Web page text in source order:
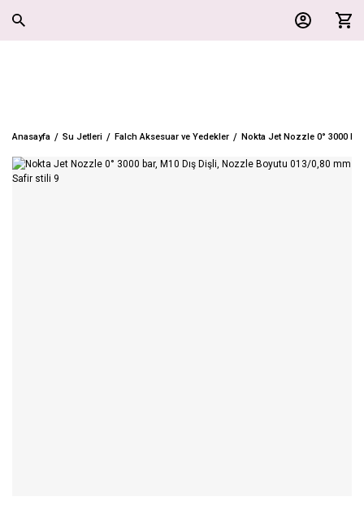
Anasayfa Su Jetleri Falch Aksesuar ve Yedekler Nokta Jet Nozzle 0° 3000